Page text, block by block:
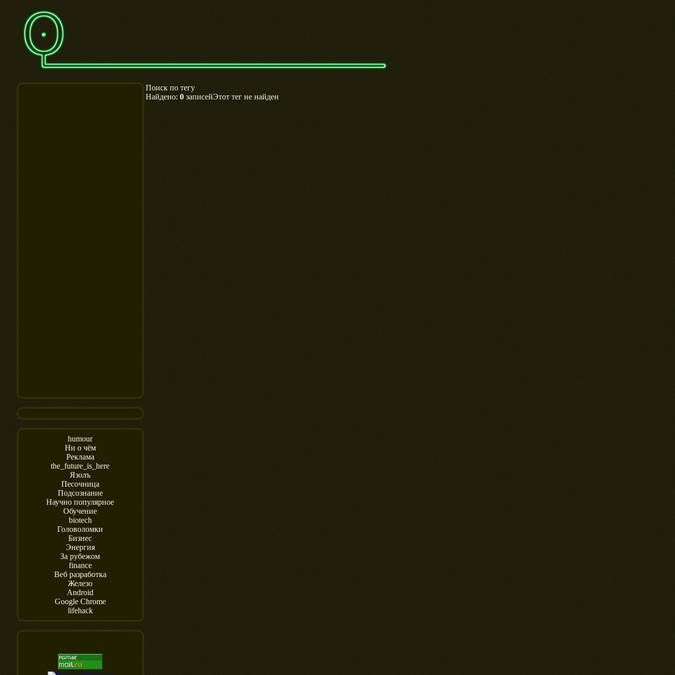
humour
Ни о чём
Реклама
the_future_is_here
Язолъ
Песочница
Подсознание
Научно популярное
Обучение
biotech
Головоломки
Бизнес
Энергия
За рубежом
finance
Веб разработка
Железо
Android
Google Chrome
lifehack
Поиск по тегу
Найдено: 0 записейЭтот тег не найден